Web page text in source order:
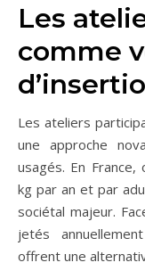
Les
comme
Les ateliers
une approche
usagés. En
kg par an et par
sociétal majeur.
jetés
offrent une